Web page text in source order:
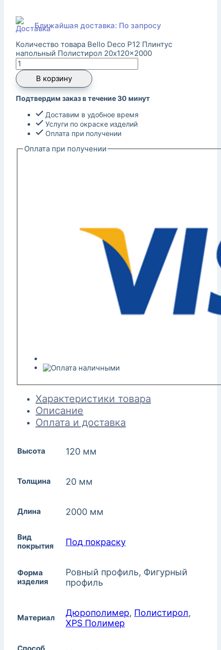
Ближайшая доставка: По запросу
Количество товара Bello Deco P12 Плинтус
напольный Полистирол 20x120x2000
В корзину
Подтвердим заказ в течение 30 минут
Доставим в удобное время
Услуги по окраске изделий
Оплата при получении
Оплата при получении
Характеристики товара
Описание
Оплата и доставка
Высота 120 мм
Толщина 20 мм
Длина 2000 мм
Вид
покрытия
Под покраску
Форма
изделия
Ровный профиль, Фигурный
профиль
Материал Дюрополимер, Полистирол,
XPS Полимер